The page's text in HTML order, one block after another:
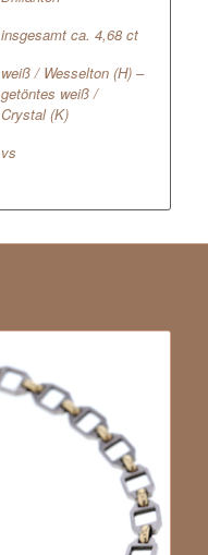
insgesamt ca. 4,68 ct
weiß / Wesselton (H) –
getöntes weiß /
Crystal (K)
vs